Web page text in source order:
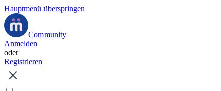
Hauptmenü überspringen
Community
Anmelden
oder
Registrieren